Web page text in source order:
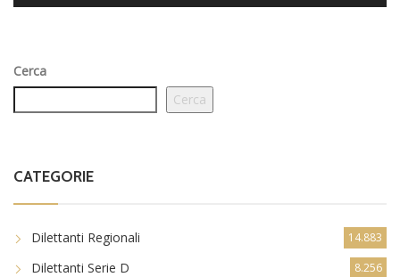
Cerca
Cerca
CATEGORIE
Dilettanti Regionali 14.883
Dilettanti Serie D 8.256